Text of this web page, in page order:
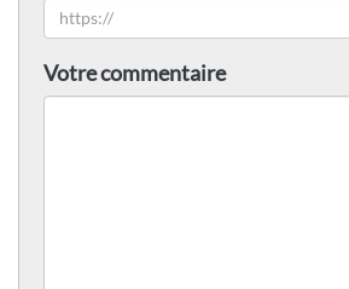
Votre commentaire